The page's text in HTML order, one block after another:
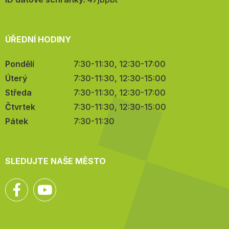
ÚŘEDNÍ HODINY
Pondělí
7:30-11:30, 12:30-17:00
Úterý
7:30-11:30, 12:30-15:00
Středa
7:30-11:30, 12:30-17:00
Čtvrtek
7:30-11:30, 12:30-15:00
Pátek
7:30-11:30
SLEDUJTE NAŠE MĚSTO
Facebook